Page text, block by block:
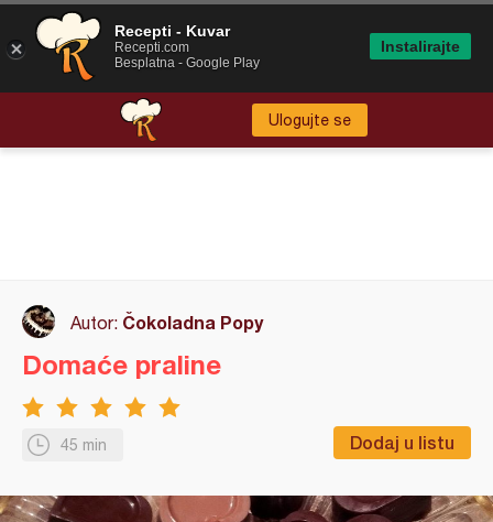
Ulogujte se
Autor: Čokoladna Popy
45 min Dodaj u listu
Domaće praline
Recepti - Kuvar
Recepti.com
Besplatna - Google Play
Instalirajte